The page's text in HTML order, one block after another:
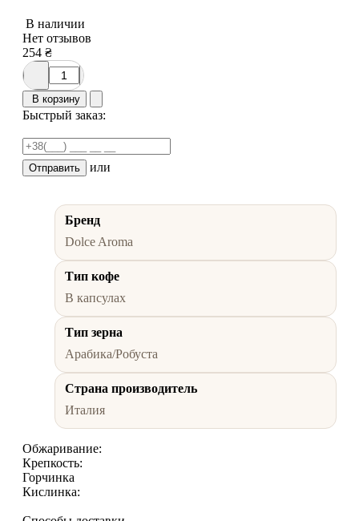
В наличии
Нет отзывов
254 ₴
В корзину
Быстрый заказ:
Отправить или
Бренд
Dolce Aroma
Тип кофе
В капсулах
Тип зерна
Арабика/Робуста
Страна производитель
Италия
Обжаривание:
Крепкость:
Горчинка
Кислинка: